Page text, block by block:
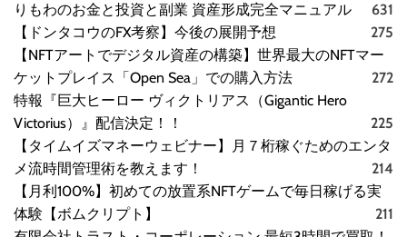
りもわのお金と投資と副業 資産形成完全マニュアル
631
【ドンタコウのFX考察】今後の展開予想
275
【NFTアートでデジタル資産の構築】世界最大のNFTマー
ケットプレイス「Open Sea」での購入方法
272
特報『巨大ヒーロー ヴィクトリアス（Gigantic Hero
Victorius）』配信決定！！
225
【タイムイズマネーウェビナー】月７桁稼ぐためのエンタ
メ流時間管理術を教えます！
214
【月利100%】初めての放置系NFTゲームで毎日稼げる実
体験【ボムクリプト】
211